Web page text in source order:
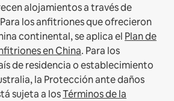
alojamientos a través de
Para los anfitriones que ofrecieron
continental, se aplica el Plan de
en China. Para los
de residencia o establecimiento
la Protección ante daños
sujeta a losTérminos de la